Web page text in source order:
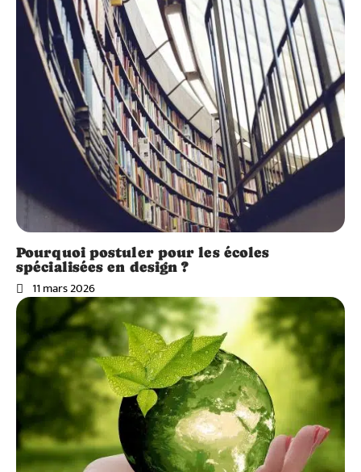
Pourquoi postuler pour les écoles
spécialisées en design ?
11 mars 2026